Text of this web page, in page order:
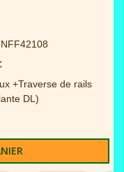
+Traverse de rails
DL)